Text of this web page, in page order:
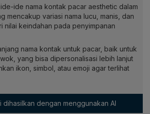
ide nama kontak pacar aesthetic dalam
mencakup variasi nama lucu, manis, dan
nilai keindahan pada penyimpanan
nama kontak untuk pacar, baik untuk
yang bisa dipersonalisasi lebih lanjut
ikon, simbol, atau emoji agar terlihat
dihasilkan dengan menggunakan AI